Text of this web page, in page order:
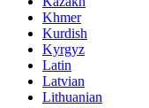
Khmer
Kurdish
Kyrgyz
Latin
Latvian
Lithuanian